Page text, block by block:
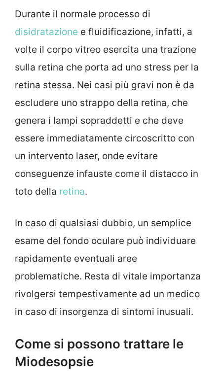
Durante il normale processo di
disidratazione e fluidificazione, infatti, a
volte il corpo vitreo esercita una trazione
sulla retina che porta ad uno stress per la
retina stessa. Nei casi più gravi non è da
escludere uno strappo della retina, che
genera i lampi sopraddetti e che deve
essere immediatamente circoscritto con
un intervento laser, onde evitare
conseguenze infauste come il distacco in
toto della retina.
In caso di qualsiasi dubbio, un semplice
esame del fondo oculare può individuare
rapidamente eventuali aree
problematiche. Resta di vitale importanza
rivolgersi tempestivamente ad un medico
in caso di insorgenza di sintomi inusuali.
Come si possono trattare le
Miodesopsie